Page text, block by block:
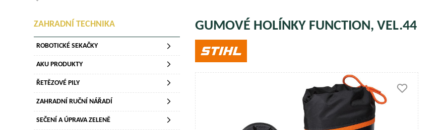
ZAHRADNÍ TECHNIKA
ROBOTICKÉ SEKAČKY
AKU PRODUKTY
ŘETĚZOVÉ PILY
ZAHRADNÍ RUČNÍ NÁŘADÍ
SEČENÍ A ÚPRAVA ZELENĚ
GUMOVÉ HOLÍNKY FUNCTION, VEL.44